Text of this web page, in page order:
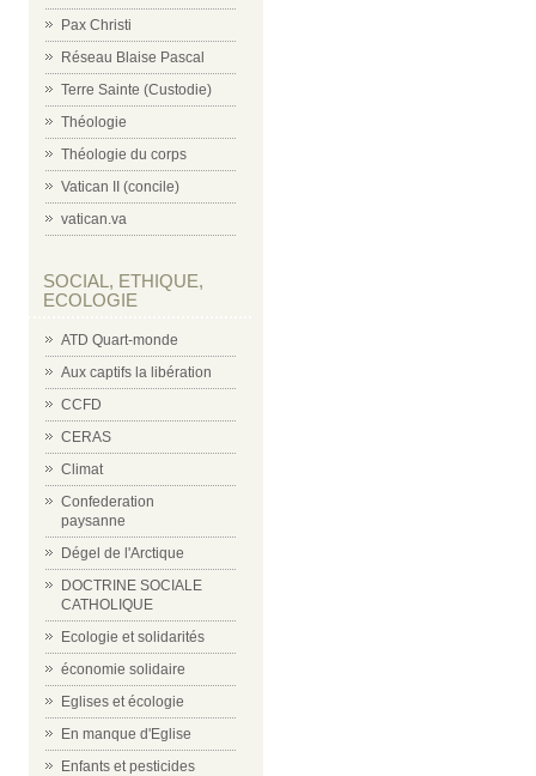
Pax Christi
Réseau Blaise Pascal
Terre Sainte (Custodie)
Théologie
Théologie du corps
Vatican II (concile)
vatican.va
SOCIAL, ETHIQUE,
ECOLOGIE
ATD Quart-monde
Aux captifs la libération
CCFD
CERAS
Climat
Confederation
paysanne
Dégel de l'Arctique
DOCTRINE SOCIALE
CATHOLIQUE
Ecologie et solidarités
économie solidaire
Eglises et écologie
En manque d'Eglise
Enfants et pesticides